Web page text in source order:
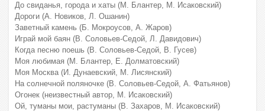
До свиданья, города и хаты (М. Блантер, М. Исаковский)
Дороги (А. Новиков, Л. Ошанин)
Заветный камень (Б. Мокроусов, А. Жаров)
Играй мой баян (В. Соловьев-Седой, Л. Давидович)
Когда песню поешь (В. Соловьев-Седой, В. Гусев)
Моя любимая (М. Блантер, Е. Долматовский)
Моя Москва (И. Дунаевский, М. Лисянский)
На солнечной поляночке (В. Соловьев-Седой, А. Фатьянов)
Огонек (неизвестный автор, М. Исаковский)
Ой, туманы мои, растуманы (В. Захаров, М. Исаковский)